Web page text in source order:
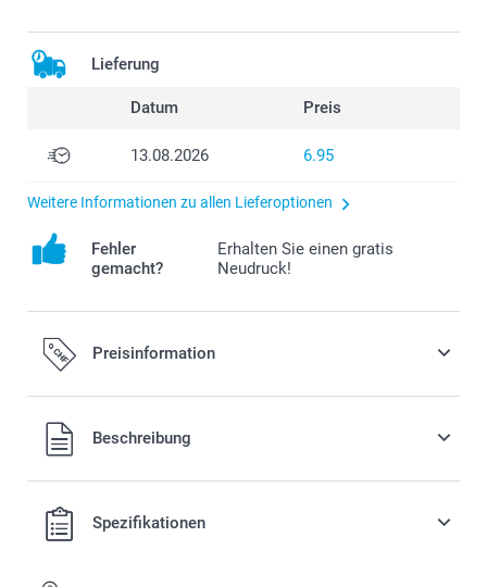
Lieferung
Datum Preis
13.08.2026 6.95
Weitere Informationen zu allen Lieferoptionen
Fehler
gemacht?
Erhalten Sie einen gratis
Neudruck!
Preisinformation
Alle Preise verstehen sich in Schweizer Franken (CHF) inkl.
MwSt. und zzgl. Versandkosten.
Beschreibung
Spezifikationen